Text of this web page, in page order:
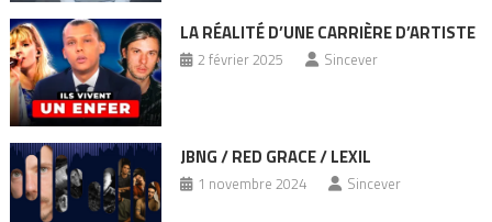
LA RÉALITÉ D’UNE CARRIÈRE D’ARTISTE
2 février 2025 Sincever
JBNG / RED GRACE / LEXIL
1 novembre 2024 Sincever